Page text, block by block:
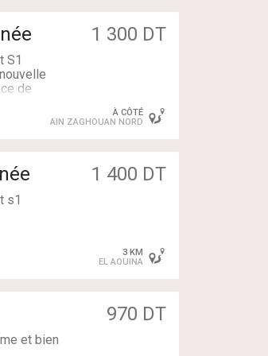
moyens
1 300 DT
S1
de
À CÔTÉ
AIN ZAGHOUAN NORD
1 400 DT
s1
3 KM
EL AOUINA
970 DT
et bien